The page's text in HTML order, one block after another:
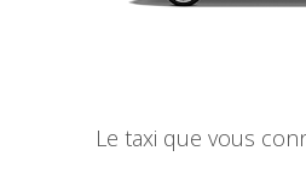
Le taxi que vous